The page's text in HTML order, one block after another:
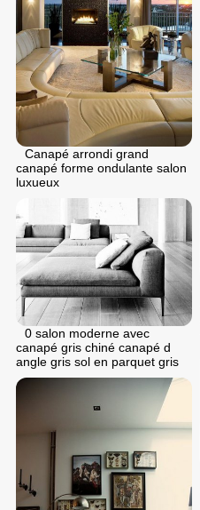
Canapé arrondi grand
canapé forme ondulante salon
luxueux
0 salon moderne avec
canapé gris chiné canapé d
angle gris sol en parquet gris